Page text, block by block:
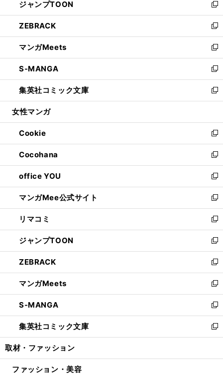
く
で
開
く
ド
ウ
で
開
く
ィ
ン
ド
ウ
で
開
く
い
ウ
ィ
ン
ド
ウ
で
開
く
ジャンプTOON
新
し
い
ウ
ィ
ン
ド
ウ
で
開
ZEBRACK
新
し
い
ウ
ィ
ン
ド
ウ
開
く
マンガMeets
新
し
い
ウ
ィ
ン
ウ
で
開
く
S-MANGA
新
し
い
ウ
ン
ド
ウ
で
開
く
集英社コミック文庫
新
し
ウ
ィ
ン
ド
ウ
で
開
く
女性マンガ
Cookie
新
し
い
ウ
ィ
ン
ド
ウ
で
開
く
Cocohana
新
し
い
ウ
ィ
ン
ド
ウ
で
開
く
office YOU
新
し
い
ウ
ィ
ン
ド
ウ
で
開
く
マンガMee公式サイト
新
し
い
ウ
ィ
ン
ド
ウ
で
開
く
リマコミ
新
し
い
ウ
ィ
ン
ド
ウ
で
開
く
ジャンプTOON
新
し
い
ウ
ィ
ン
ド
ウ
で
開
ZEBRACK
新
し
い
ウ
ィ
ン
ド
ウ
開
マンガMeets
新
し
い
ウ
ィ
ン
ウ
S-MANGA
新
し
い
ウ
ン
集英社コミック文庫
新
し
ウ
取材・ファッション
ファッション・美容